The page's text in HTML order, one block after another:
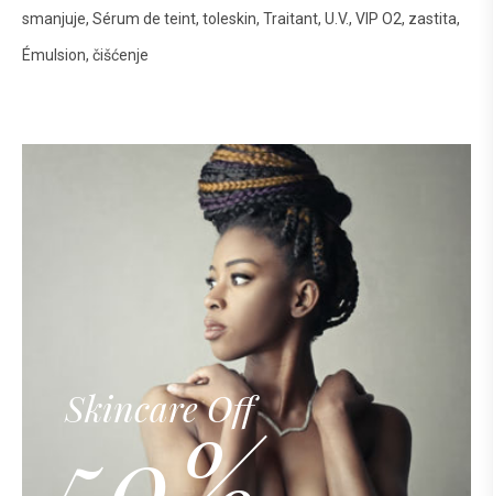
smanjuje Sérum de teint toleskin Traitant U.V. VIP O2 zastita
Émulsion čišćenje
Skincare Off